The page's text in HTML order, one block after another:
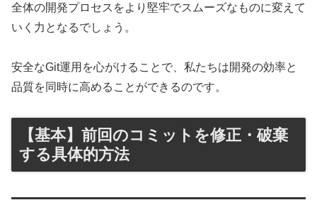
全体の開発プロセスをより堅牢でスムーズなものに変えて
いく力となるでしょう。
安全なGit運用を心がけることで、私たちは開発の効率と
品質を同時に高めることができるのです。
【基本】前回のコミットを修正・破棄
する具体的方法